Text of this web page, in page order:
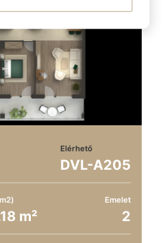
Elérhető
DVL-A205
m²
Emelet
2